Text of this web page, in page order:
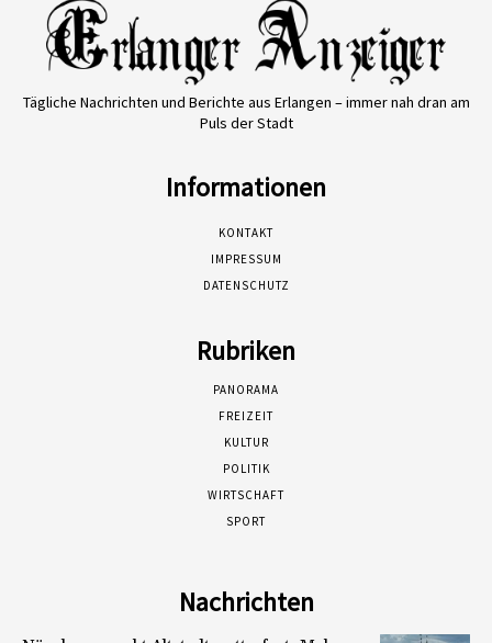
Tägliche Nachrichten und Berichte aus Erlangen – immer nah dran am
Puls der Stadt
Informationen
KONTAKT
IMPRESSUM
DATENSCHUTZ
Rubriken
PANORAMA
FREIZEIT
KULTUR
POLITIK
WIRTSCHAFT
SPORT
Nachrichten